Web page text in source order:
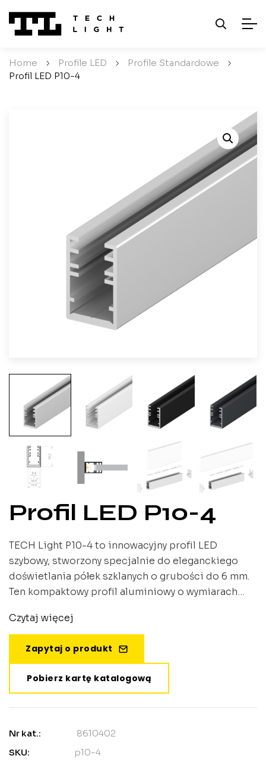
Home / Profile LED / Profile Standardowe
/
Profil LED P10-4
Profil LED P10-4
TECH Light P10-4 to innowacyjny profil LED
szybowy, stworzony specjalnie do eleganckiego
doświetlania półek szklanych o grubości do 6 mm.
Ten kompaktowy profil aluminiowy o wymiarach
nowoczesnych wnętrz, gdzie liczy się zarówno
funkcjonalność, jak i estetyka. Profil przeznaczony
jest do taśm LED o szerokości 9 mm i jest
różnorodnych projektów aranżacyjnych.
Czytaj więcej
Zapytaj o produkt
Pobierz kartę katalogową
Nr kat.:
8610402
SKU:
p10-4